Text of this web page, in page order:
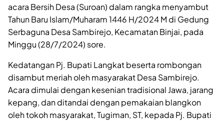
acara Bersih Desa (Suroan) dalam rangka menyambut
Tahun Baru Islam/Muharam 1446 H/2024 M di Gedung
Serbaguna Desa Sambirejo, Kecamatan Binjai, pada
Minggu (28/7/2024) sore.
Kedatangan Pj. Bupati Langkat beserta rombongan
disambut meriah oleh masyarakat Desa Sambirejo.
Acara dimulai dengan kesenian tradisional Jawa, jarang
kepang, dan ditandai dengan pemakaian blangkon
oleh tokoh masyarakat, Tugiman, ST, kepada Pj. Bupati